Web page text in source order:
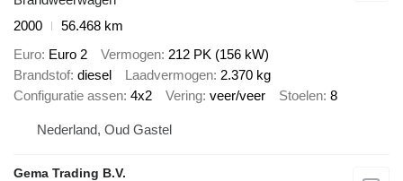
2000
56.468 km
Euro Euro 2 Vermogen 212 PK (156 kW)
Brandstof diesel Laadvermogen 2.370 kg
Configuratie assen 4x2 Vering veer/veer Stoelen 8
Nederland, Oud Gastel
Gema Trading B.V.